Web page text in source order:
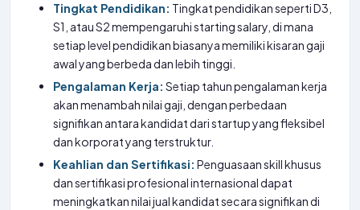
Tingkat Pendidikan: Tingkat pendidikan seperti D3,
S1, atau S2 mempengaruhi starting salary, di mana
setiap level pendidikan biasanya memiliki kisaran gaji
awal yang berbeda dan lebih tinggi.
Pengalaman Kerja: Setiap tahun pengalaman kerja
akan menambah nilai gaji, dengan perbedaan
signifikan antara kandidat dari startup yang fleksibel
dan korporat yang terstruktur.
Keahlian dan Sertifikasi: Penguasaan skill khusus
dan sertifikasi profesional internasional dapat
meningkatkan nilai jual kandidat secara signifikan di